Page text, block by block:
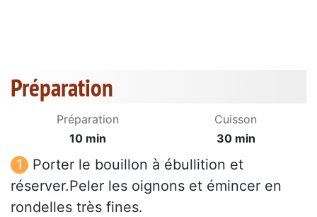
Préparation
Préparation
10 min
Cuisson
30 min
Porter le bouillon à ébullition et
réserver.Peler les oignons et émincer en
rondelles très fines.